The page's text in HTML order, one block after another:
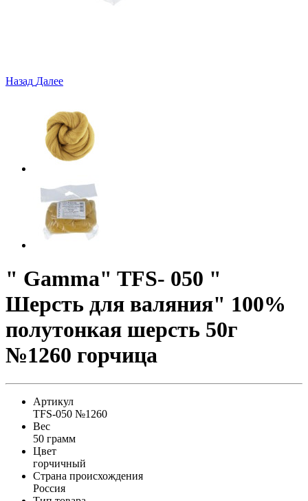
Назад Далее
" Gamma" TFS- 050 "
Шерсть для валяния" 100%
полутонкая шерсть 50г
№1260 горчица
Артикул
TFS-050 №1260
Вес
50 грамм
Цвет
горчичный
Страна происхождения
Россия